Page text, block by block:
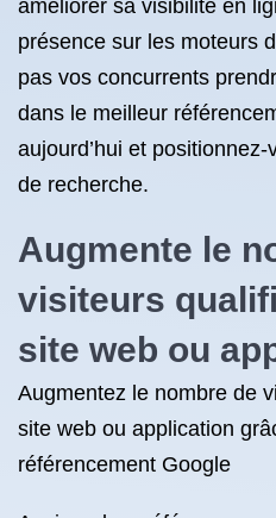
améliorer sa visibilité en
présence sur les moteurs
pas vos concurrents
dans le meilleur
aujourd’hui et
de recherche.
Augmente le
visiteurs
site web ou
Augmentez le nombre de
site web ou application
référencement Google